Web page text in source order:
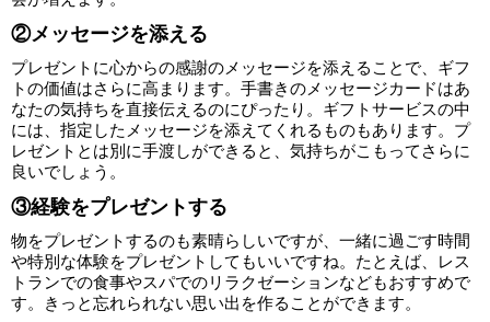
②メッセージを添える
プレゼントに心からの感謝のメッセージを添えることで、ギフ
トの価値はさらに高まります。手書きのメッセージカードはあ
なたの気持ちを直接伝えるのにぴったり。ギフトサービスの中
には、指定したメッセージを添えてくれるものもあります。プ
レゼントとは別に手渡しができると、気持ちがこもってさらに
良いでしょう。
③経験をプレゼントする
物をプレゼントするのも素晴らしいですが、一緒に過ごす時間
や特別な体験をプレゼントしてもいいですね。たとえば、レス
トランでの食事やスパでのリラクゼーションなどもおすすめで
す。きっと忘れられない思い出を作ることができます。